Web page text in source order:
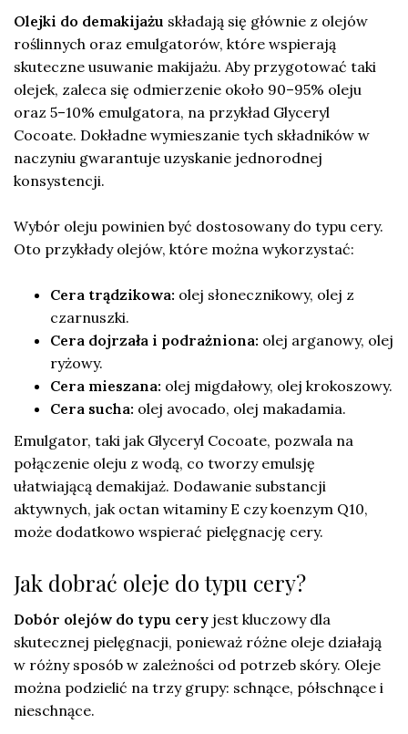
Olejki do demakijażu składają się głównie z olejów
roślinnych oraz emulgatorów, które wspierają
skuteczne usuwanie makijażu. Aby przygotować taki
olejek, zaleca się odmierzenie około 90–95% oleju
oraz 5–10% emulgatora, na przykład Glyceryl
Cocoate. Dokładne wymieszanie tych składników w
naczyniu gwarantuje uzyskanie jednorodnej
konsystencji.
Wybór oleju powinien być dostosowany do typu cery.
Oto przykłady olejów, które można wykorzystać:
Cera trądzikowa: olej słonecznikowy, olej z
czarnuszki.
Cera dojrzała i podrażniona: olej arganowy, olej
ryżowy.
Cera mieszana: olej migdałowy, olej krokoszowy.
Cera sucha: olej avocado, olej makadamia.
Emulgator, taki jak Glyceryl Cocoate, pozwala na
połączenie oleju z wodą, co tworzy emulsję
ułatwiającą demakijaż. Dodawanie substancji
aktywnych, jak octan witaminy E czy koenzym Q10,
może dodatkowo wspierać pielęgnację cery.
Jak dobrać oleje do typu cery?
Dobór olejów do typu cery jest kluczowy dla
skutecznej pielęgnacji, ponieważ różne oleje działają
w różny sposób w zależności od potrzeb skóry. Oleje
można podzielić na trzy grupy: schnące, półschnące i
nieschnące.